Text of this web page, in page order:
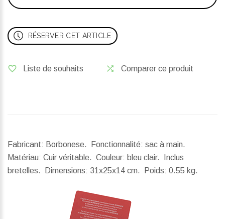
RÉSERVER CET ARTICLE
Liste de souhaits Comparer ce produit
Fabricant: Borbonese. Fonctionnalité: sac à main.
Matériau: Cuir véritable. Couleur: bleu clair. Inclus
bretelles.
Dimensions: 31x25x14 cm. Poids: 0.55 kg.